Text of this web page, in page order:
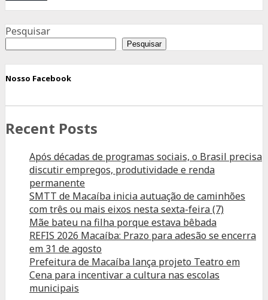
Pesquisar
Pesquisar
Nosso Facebook
Recent Posts
Após décadas de programas sociais, o Brasil precisa
discutir empregos, produtividade e renda
permanente
SMTT de Macaíba inicia autuação de caminhões
com três ou mais eixos nesta sexta-feira (7)
Mãe bateu na filha porque estava bêbada
REFIS 2026 Macaíba: Prazo para adesão se encerra
em 31 de agosto
Prefeitura de Macaíba lança projeto Teatro em
Cena para incentivar a cultura nas escolas
municipais